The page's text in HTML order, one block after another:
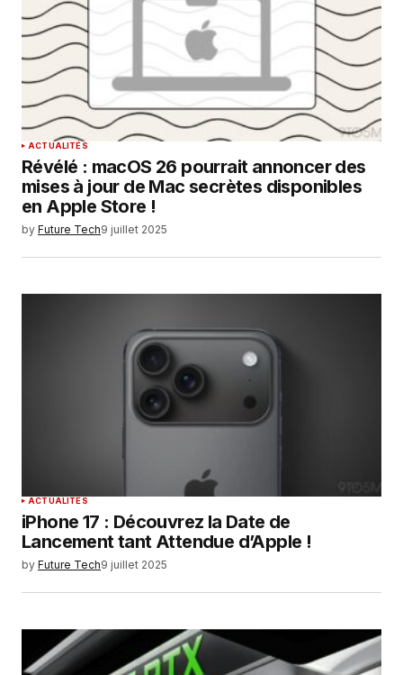
ACTUALITÉS
Révélé : macOS 26 pourrait annoncer des
mises à jour de Mac secrètes disponibles
en Apple Store !
by Future Tech9 juillet 2025
ACTUALITÉS
iPhone 17 : Découvrez la Date de
Lancement tant Attendue d’Apple !
by Future Tech9 juillet 2025